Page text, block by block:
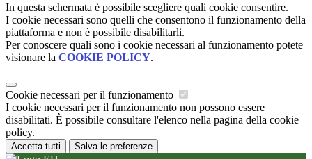
In questa schermata è possibile scegliere quali cookie consentire.
I cookie necessari sono quelli che consentono il funzionamento della
piattaforma e non è possibile disabilitarli.
Per conoscere quali sono i cookie necessari al funzionamento potete
visionare la COOKIE POLICY.
Cookie necessari per il funzionamento
I cookie necessari per il funzionamento non possono essere
disabilitati. È possibile consultare l'elenco nella pagina della cookie
policy.
Accetta tutti Salva le preferenze